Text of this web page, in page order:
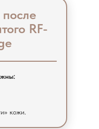
кожи.
RF-